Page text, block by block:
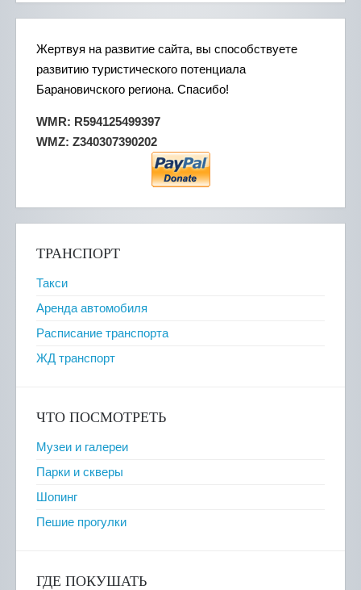
Жертвуя на развитие сайта, вы способствуете
развитию туристического потенциала
Барановичского региона. Спасибо!
WMR: R594125499397
WMZ: Z340307390202
ТРАНСПОРТ
Такси
Аренда автомобиля
Расписание транспорта
ЖД транспорт
ЧТО ПОСМОТРЕТЬ
Музеи и галереи
Парки и скверы
Шопинг
Пешие прогулки
ГДЕ ПОКУШАТЬ